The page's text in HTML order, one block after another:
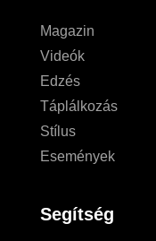
Magazin
Videók
Edzés
Táplálkozás
Stílus
Események
Segítség